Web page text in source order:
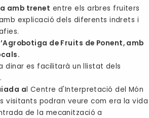
amb trenet entre els arbres fruiters
explicació dels diferents indrets i
de Fruits de Ponent, amb
dinar es facilitarà un llistat dels
al Centre d'Interpretació del Món
visitants podran veure com era la vida
de la mecanització a